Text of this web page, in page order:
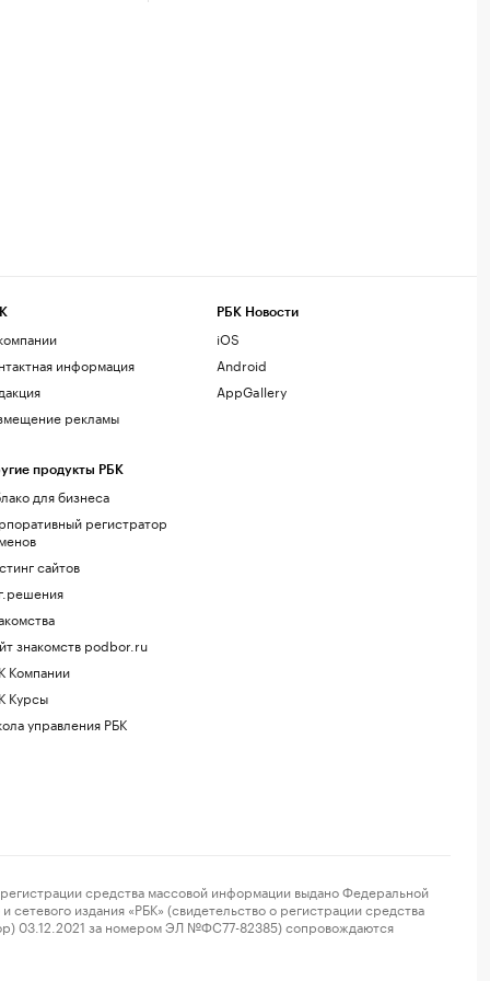
информация
рекламы
продукты РБК
для бизнеса
регистратор
сайтов
знакомств podbor.ru
Компании
Курсы
управления РБК
РБК Новости
iOS
Android
AppGallery
средства массовой информации выдано Федеральной
издания «РБК» (свидетельство о регистрации средства
03.12.2021 за номером ЭЛ №ФС77-82385) сопровождаются